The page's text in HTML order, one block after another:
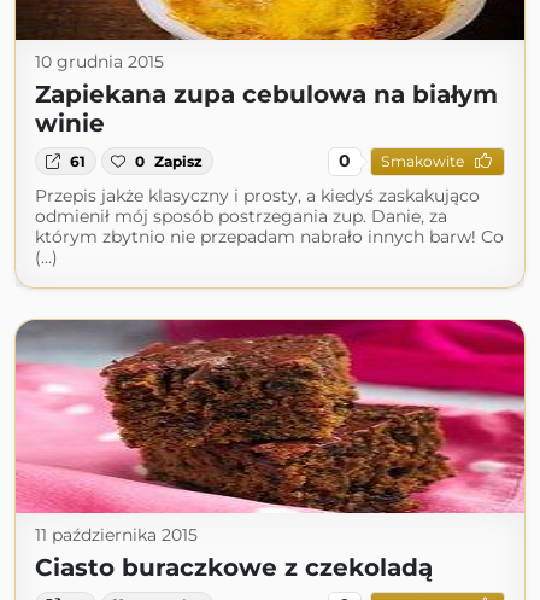
10 grudnia 2015
Zapiekana zupa cebulowa na białym
winie
61 0 Zapisz 0 Smakowite
Przepis jakże klasyczny i prosty, a kiedyś zaskakująco
odmienił mój sposób postrzegania zup. Danie, za
którym zbytnio nie przepadam nabrało innych barw! Co
(...)
11 października 2015
Ciasto buraczkowe z czekoladą